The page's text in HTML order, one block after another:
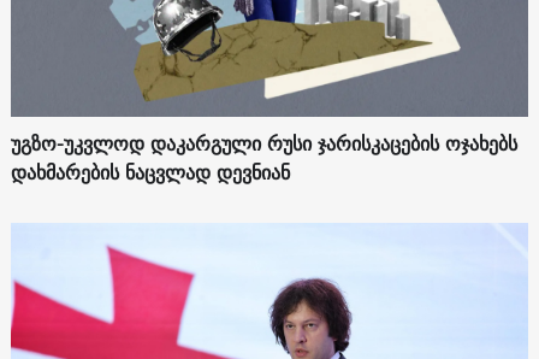
უგზო-უკვლოდ დაკარგული რუსი ჯარისკაცების ოჯახებს
დახმარების ნაცვლად დევნიან